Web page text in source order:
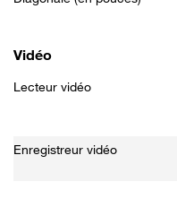
Vidéo
Lecteur vidéo
Enregistreur vidéo